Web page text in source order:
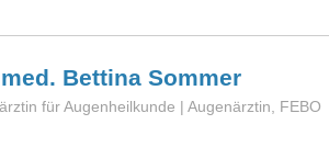
Bettina Sommer
für Augenheilkunde | Augenärztin, FEBO